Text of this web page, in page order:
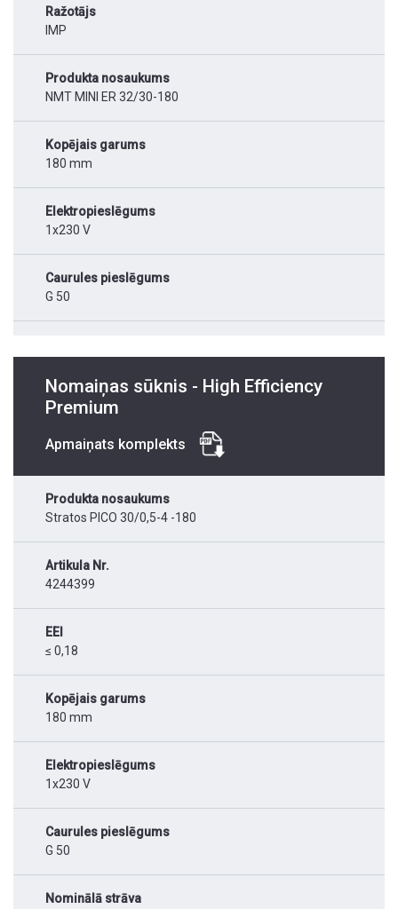
Ražotājs
IMP
Produkta nosaukums
NMT MINI ER 32/30-180
Kopējais garums
180 mm
Elektropieslēgums
1x230 V
Caurules pieslēgums
G 50
Nomaiņas sūknis - High Efficiency
Premium
Apmaiņats komplekts
Produkta nosaukums
Stratos PICO 30/0,5-4 -180
Artikula Nr.
4244399
EEI
≤ 0,18
Kopējais garums
180 mm
Elektropieslēgums
1x230 V
Caurules pieslēgums
G 50
Nominālā strāva